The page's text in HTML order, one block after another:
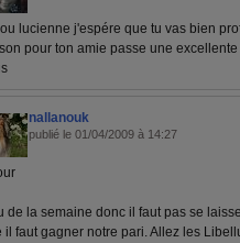
lucienne j'espére que tu vas bien
pour ton amie passe une
nallanouk
publié le 01/04/2009 à 14:27
de la semaine donc il faut pas se
il faut gagner notre pari. Allez les